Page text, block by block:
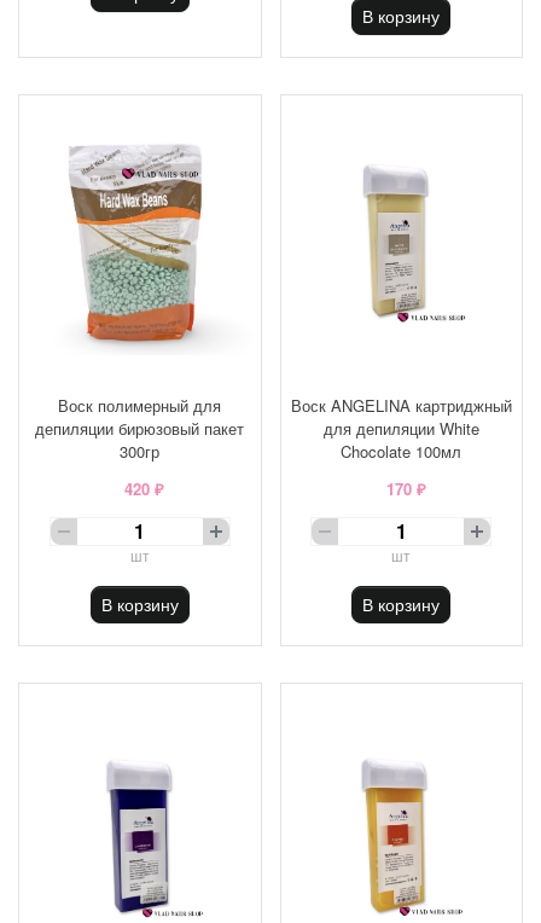
В корзину
Воск полимерный для
депиляции бирюзовый пакет
300гр
420 ₽
шт
В корзину
Воск ANGELINA картриджный
для депиляции White
Chocolate 100мл
170 ₽
шт
В корзину